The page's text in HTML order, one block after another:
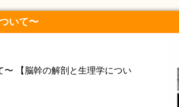
いて〜
【脳幹の解剖と生理学につい